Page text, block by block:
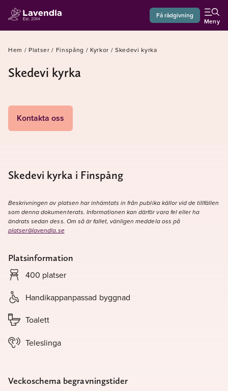
Få rådgivning
Meny
Hem / Platser / Finspång / Kyrkor / Skedevi kyrka
Skedevi kyrka
Kontakta oss
Skedevi kyrka i Finspång
Beskrivningen av platsen har inhämtats in från publika källor vid de tillfällen
som denna dokumenterats. Informationen kan därför vara fel eller ha
ändrats sedan dess. Om så är fallet, vänligen meddela oss på
platser@lavendla.se
Platsinformation
400 platser
Handikappanpassad byggnad
Toalett
Teleslinga
Veckoschema begravningstider